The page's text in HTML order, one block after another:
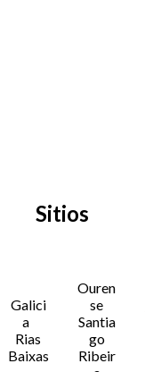
Sitios
Galici
a
Rias
Baixas
Ouren
se
Santia
go
Ribeir